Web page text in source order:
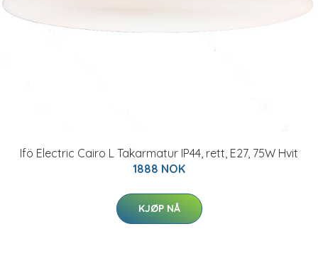
Ifö Electric Cairo L Takarmatur IP44, rett, E27, 75W Hvit
1888 NOK
KJØP NÅ